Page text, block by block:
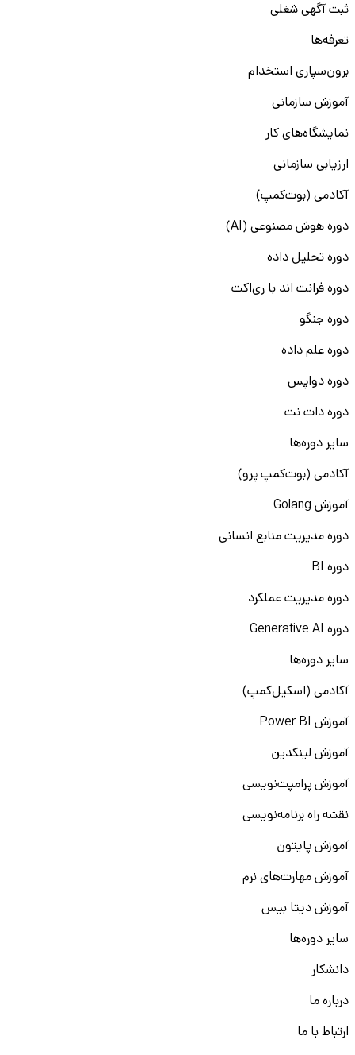
ثبت آگهی شغلی
تعرفه‌ها
برون‌سپاری استخدام
آموزش سازمانی
نمایشگاه‌های کار
ارزیابی سازمانی
آکادمی (بوت‌کمپ)
دوره هوش مصنوعی (AI)
دوره تحلیل داده
دوره فرانت اند با ری‌اکت
دوره جنگو
دوره علم داده
دوره دواپس
دوره دات نت
سایر دوره‌ها
آکادمی (بوت‌کمپ پرو)
آموزش Golang
دوره مدیریت منابع انسانی
دوره BI
دوره مدیریت عملکرد
دوره Generative AI
سایر دوره‌ها
آکادمی (اسکیل‌کمپ)
آموزش Power BI
آموزش لینکدین
آموزش پرامپت‌نویسی
نقشه راه برنامه‌نویسی
آموزش پایتون
آموزش مهارت‌های نرم
آموزش دیتا بیس
سایر دوره‌ها
دانشکار
درباره ما
ارتباط با ما